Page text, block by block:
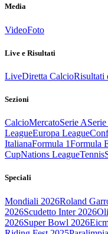
Media
VideoFoto
Live e Risultati
LiveDiretta CalcioRisultati
Sezioni
CalcioMercatoSerie A
LeagueEuropa League
ItalianaFormula 1Formula
CupNations LeagueTennis
Speciali
Mondiali 2026Roland
2026Scudetto Inter 2026
2026Super Bowl 2026